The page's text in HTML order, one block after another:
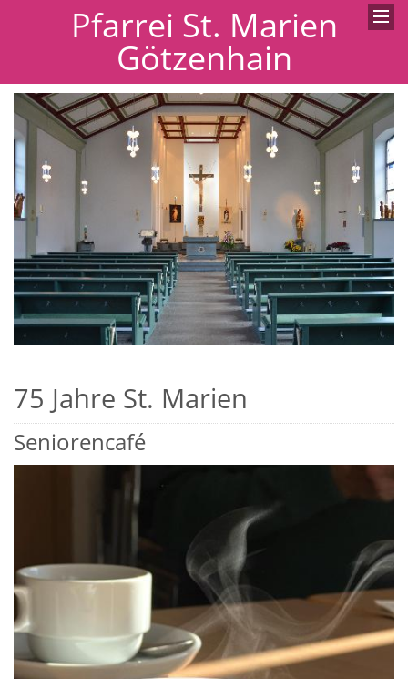
Pfarrei St. Marien
Götzenhain
75 Jahre St. Marien
Seniorencafé